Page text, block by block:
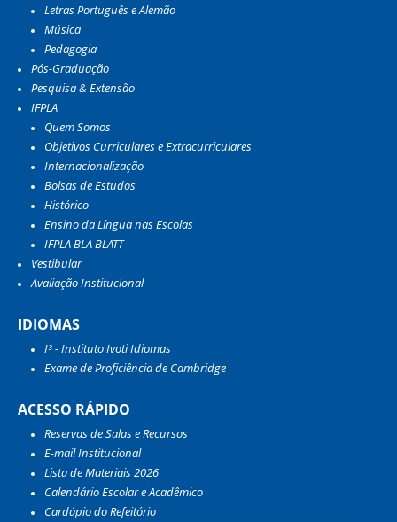
Letras Português e Alemão
Música
Pedagogia
Pós-Graduação
Pesquisa & Extensão
IFPLA
Quem Somos
Objetivos Curriculares e Extracurriculares
Internacionalização
Bolsas de Estudos
Histórico
Ensino da Língua nas Escolas
IFPLA BLA BLATT
Vestibular
Avaliação Institucional
IDIOMAS
I³ - Instituto Ivoti Idiomas
Exame de Proficiência de Cambridge
ACESSO RÁPIDO
Reservas de Salas e Recursos
E-mail Institucional
Lista de Materiais 2026
Calendário Escolar e Acadêmico
Cardápio do Refeitório